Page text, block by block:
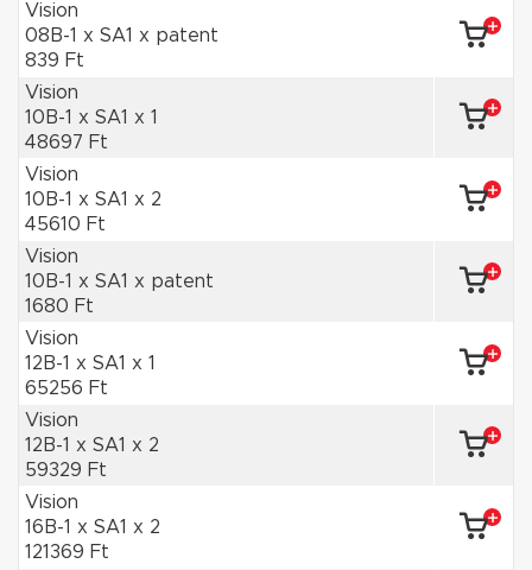
Vision
08B-1 x SA1 x patent
839 Ft
Vision
10B-1 x SA1 x 1
48697 Ft
Vision
10B-1 x SA1 x 2
45610 Ft
Vision
10B-1 x SA1 x patent
1680 Ft
Vision
12B-1 x SA1 x 1
65256 Ft
Vision
12B-1 x SA1 x 2
59329 Ft
Vision
16B-1 x SA1 x 2
121369 Ft